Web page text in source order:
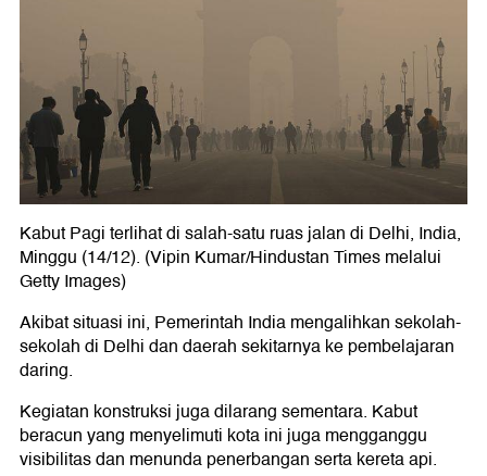
Kabut Pagi terlihat di salah-satu ruas jalan di Delhi, India,
Minggu (14/12). (Vipin Kumar/Hindustan Times melalui
Getty Images)
Akibat situasi ini, Pemerintah India mengalihkan sekolah-
sekolah di Delhi dan daerah sekitarnya ke pembelajaran
daring.
Kegiatan konstruksi juga dilarang sementara. Kabut
beracun yang menyelimuti kota ini juga mengganggu
visibilitas dan menunda penerbangan serta kereta api.